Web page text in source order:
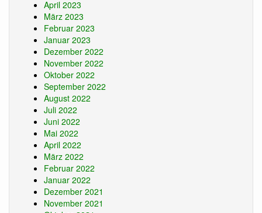
April 2023
März 2023
Februar 2023
Januar 2023
Dezember 2022
November 2022
Oktober 2022
September 2022
August 2022
Juli 2022
Juni 2022
Mai 2022
April 2022
März 2022
Februar 2022
Januar 2022
Dezember 2021
November 2021